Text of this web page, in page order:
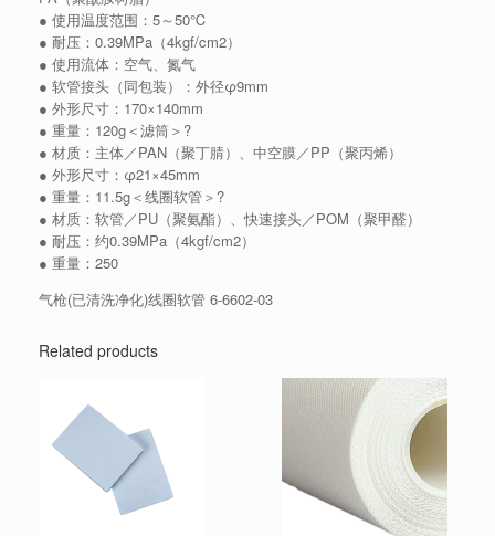
● 使用温度范围：5～50℃
● 耐压：0.39MPa（4kgf/cm2）
● 使用流体：空气、氮气
● 软管接头（同包装）：外径φ9mm
● 外形尺寸：170×140mm
● 重量：120g＜滤筒＞?
● 材质：主体／PAN（聚丁腈）、中空膜／PP（聚丙烯）
● 外形尺寸：φ21×45mm
● 重量：11.5g＜线圈软管＞?
● 材质：软管／PU（聚氨酯）、快速接头／POM（聚甲醛）
● 耐压：约0.39MPa（4kgf/cm2）
● 重量：250
气枪(已清洗净化)线圈软管 6-6602-03
Related products